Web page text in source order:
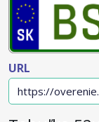
URL